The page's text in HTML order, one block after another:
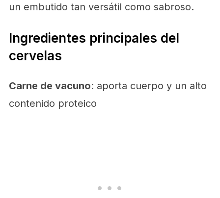
un embutido tan versátil como sabroso.
Ingredientes principales del
cervelas
Carne de vacuno: aporta cuerpo y un alto
contenido proteico